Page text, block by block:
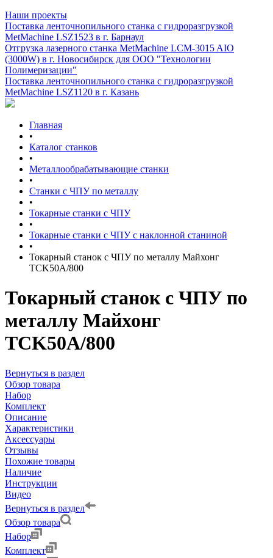
Наши проекты
Поставка ленточнопильного станка c гидроразгрузкой
MetMachine LSZ1523 в г. Барнаул
Отгрузка лазерного станка MetMachine LCM-3015 AIO
(3000W) в г. Новосибирск для ООО "Технологии
Полимеризации"
Поставка ленточнопильного станка c гидроразгрузкой
MetMachine LSZ1120 в г. Казань
Главная
•
Каталог станков
•
Металлообрабатывающие станки
•
Станки с ЧПУ по металлу
•
Токарные станки с ЧПУ
•
Токарные станки с ЧПУ с наклонной станиной
•
Токарный станок с ЧПУ по металлу Майхонг
TCK50A/800
Токарный станок с ЧПУ по
металлу Майхонг
TCK50A/800
Вернуться в раздел
Обзор товара
Набор
Комплект
Описание
Характеристики
Аксессуары
Отзывы
Похожие товары
Наличие
Инструкции
Видео
Вернуться в раздел
Обзор товара
Набор
Комплект